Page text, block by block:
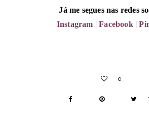
Já me segues nas redes
Instagram |Facebook|